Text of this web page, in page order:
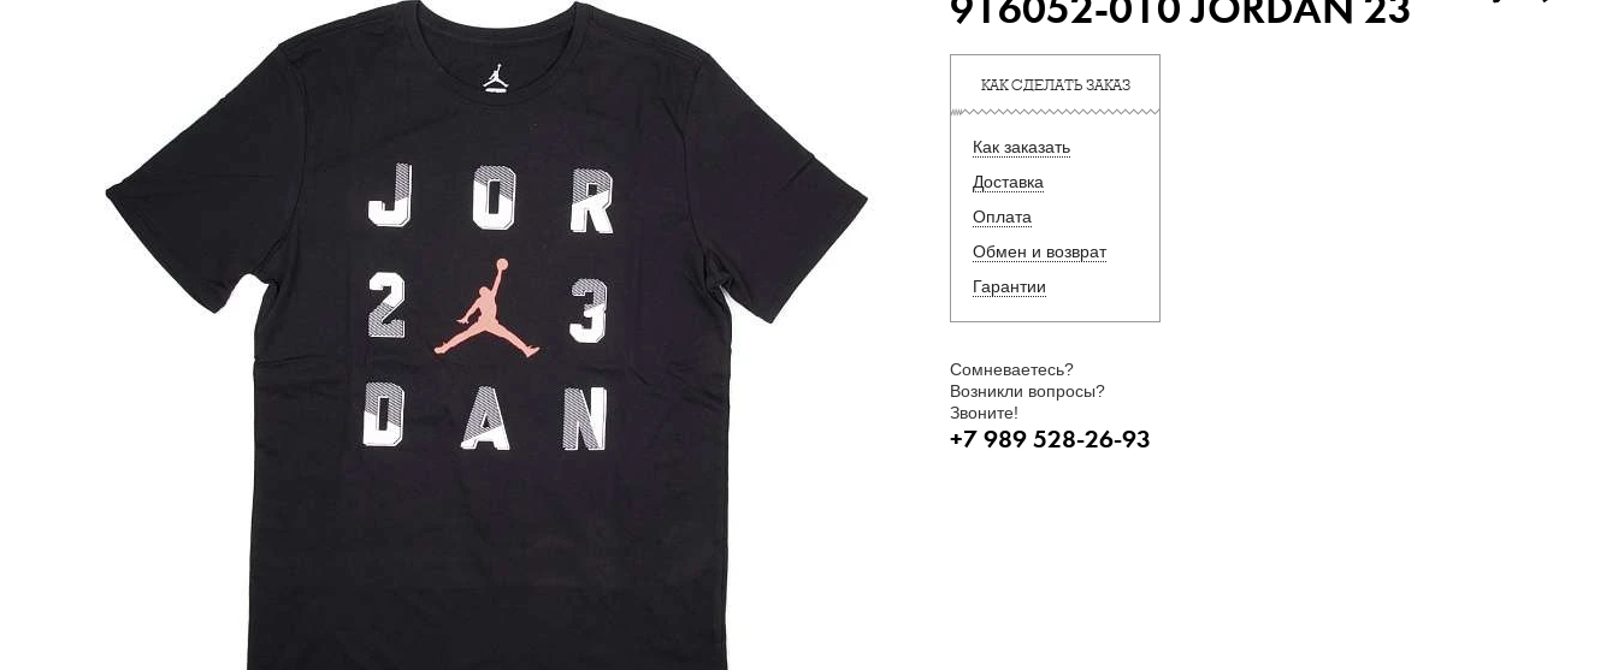
КАК СДЕЛАТЬ ЗАКАЗ
Как заказать
Доставка
Оплата
Обмен и возврат
Гарантии
Сомневаетесь?
Возникли вопросы?
Звоните!
+7 989 528-26-93